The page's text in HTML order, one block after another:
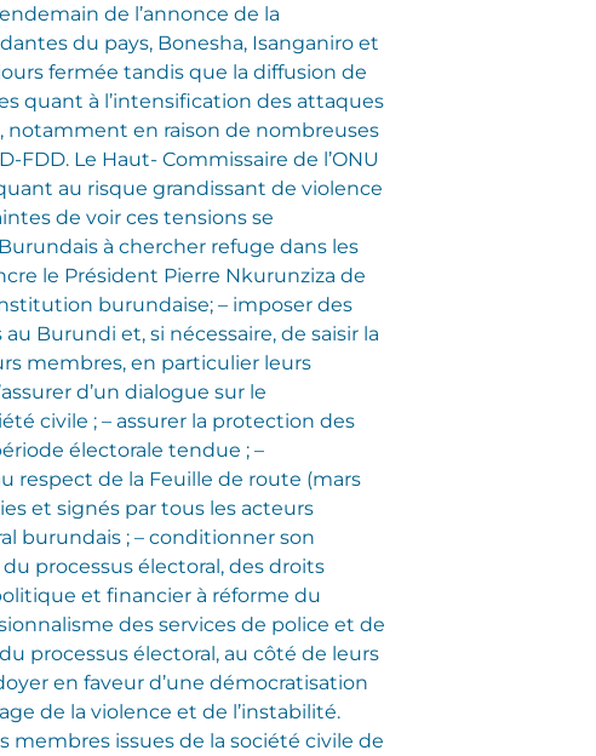
de l’annonce de la
du pays, Bonesha, Isanganiro et
fermée tandis que la diffusion de
quant à l’intensification des attaques
notamment en raison de nombreuses
Le Haut- Commissaire de l’ONU
au risque grandissant de violence
de voir ces tensions se
à chercher refuge dans les
le Président Pierre Nkurunziza de
burundaise; – imposer des
Burundi et, si nécessaire, de saisir la
membres, en particulier leurs
d’un dialogue sur le
civile ; – assurer la protection des
électorale tendue ; –
respect de la Feuille de route (mars
et signés par tous les acteurs
burundais ; – conditionner son
processus électoral, des droits
et financier à réforme du
des services de police et de
processus électoral, au côté de leurs
en faveur d’une démocratisation
de la violence et de l’instabilité.
membres issues de la société civile de